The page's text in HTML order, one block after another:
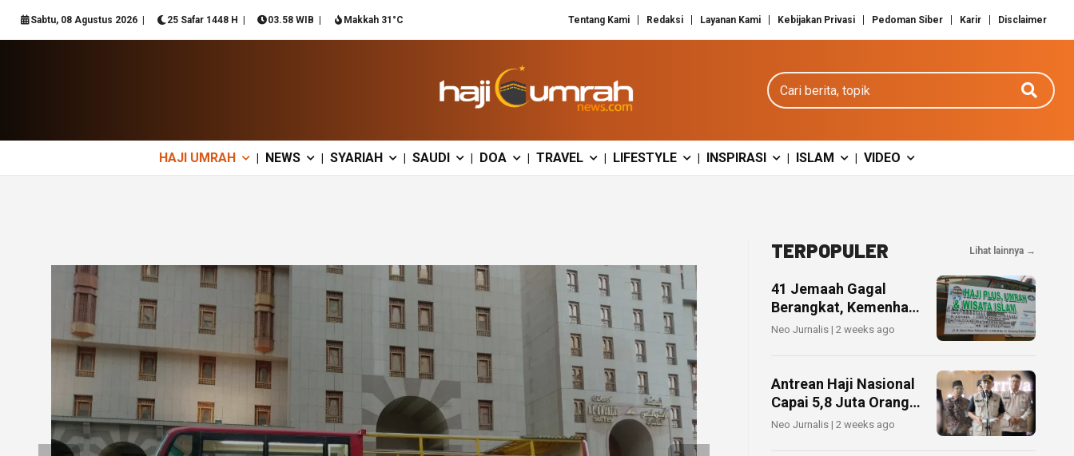
Sabtu, 08 Agustus 2026 25 Safar 1448 H 03.58 WIB Makkah 31°C Tentang Kami Redaksi Layanan Kami Kebijakan Privasi Pedoman Siber Karir Disclaimer
Cari berita
HAJI UMRAH | NEWS | SYARIAH | SAUDI | DOA | TRAVEL | LIFESTYLE | INSPIRASI | ISLAM | VIDEO
TERPOPULER Lihat lainnya →
41 Jemaah Gagal
Berangkat, Kemenhaj
Sebut Hijaz Safar
Neo Jurnalis | 2 weeks ago
Antrean Haji Nasional
Capai 5,8 Juta Orang,
Menhaj Akan Terus
Neo Jurnalis | 2 weeks ago